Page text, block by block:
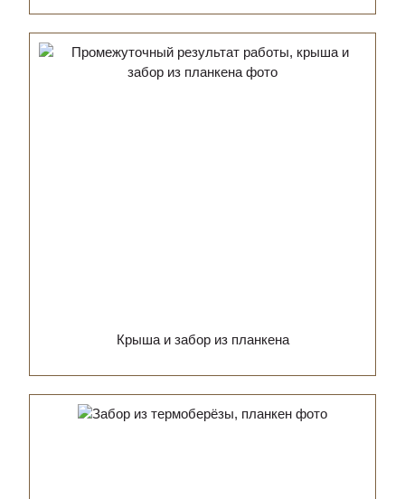
Крыша и забор из планкена